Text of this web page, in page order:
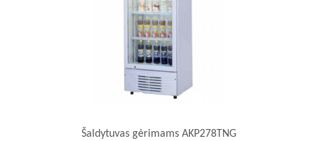
Šaldytuvas gėrimams AKP278TNG